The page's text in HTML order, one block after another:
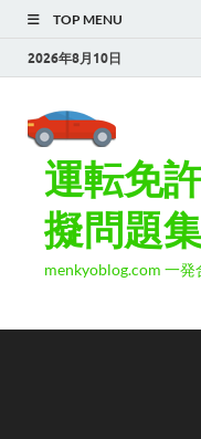
TOP MENU
2026年8月10日
運転免
擬問題
menkyoblog.com 一発